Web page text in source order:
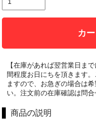
カ
【在庫があれば翌営業日ま
間程度お日にちを頂きます
ますので、お急ぎの場合は
い。注文前の在庫確認は問
商品の説明